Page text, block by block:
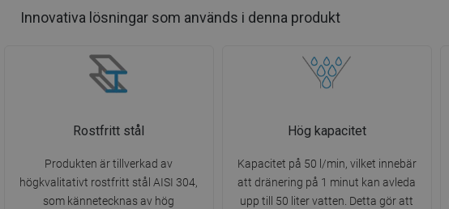
Innovativa lösningar som används i denna produkt
Rostfritt stål
Produkten är tillverkad av
högkvalitativt rostfritt stål AISI 304,
som kännetecknas av hög
Hög kapacitet
Kapacitet på 50 l/min, vilket innebär
att dränering på 1 minut kan avleda
upp till 50 liter vatten. Detta gör att